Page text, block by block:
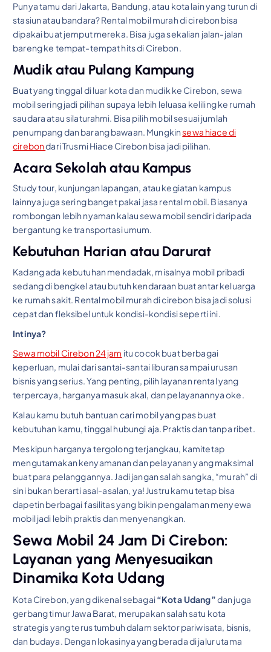
Punya tamu dari Jakarta, Bandung, atau kota lain yang turun di
stasiun atau bandara? Rental mobil murah di cirebon bisa
dipakai buat jemput mereka. Bisa juga sekalian jalan-jalan
bareng ke tempat-tempat hits di Cirebon.
Mudik atau Pulang Kampung
Buat yang tinggal di luar kota dan mudik ke Cirebon, sewa
mobil sering jadi pilihan supaya lebih leluasa keliling ke rumah
saudara atau silaturahmi. Bisa pilih mobil sesuai jumlah
penumpang dan barang bawaan. Mungkinsewa hiace di
cirebondari Trusmi Hiace Cirebon bisa jadi pilihan.
Acara Sekolah atau Kampus
Study tour, kunjungan lapangan, atau kegiatan kampus
lainnya juga sering banget pakai jasa rental mobil. Biasanya
rombongan lebih nyaman kalau sewa mobil sendiri daripada
bergantung ke transportasi umum.
Kebutuhan Harian atau Darurat
Kadang ada kebutuhan mendadak, misalnya mobil pribadi
sedang di bengkel atau butuh kendaraan buat antar keluarga
ke rumah sakit. Rental mobil murah di cirebon bisa jadi solusi
cepat dan fleksibel untuk kondisi-kondisi seperti ini.
Intinya?
Sewa mobil Cirebon 24 jam itu cocok buat berbagai
keperluan, mulai dari santai-santai liburan sampai urusan
bisnis yang serius. Yang penting, pilih layanan rental yang
terpercaya, harganya masuk akal, dan pelayanannya oke.
Kalau kamu butuh bantuan cari mobil yang pas buat
kebutuhan kamu, tinggal hubungi aja. Praktis dan tanpa ribet.
Meskipun harganya tergolong terjangkau, kamitetap
mengutamakan kenyamanan dan pelayanan yang maksimal
buat para pelanggannya. Jadi jangan salah sangka, “murah” di
sini bukan berarti asal-asalan, ya! Justru kamu tetap bisa
dapetin berbagai fasilitas yang bikin pengalaman menyewa
mobil jadi lebih praktis dan menyenangkan.
Sewa Mobil 24 Jam Di Cirebon:
Layanan yang Menyesuaikan
Dinamika Kota Udang
Kota Cirebon, yang dikenal sebagai“Kota Udang”dan juga
gerbang timur Jawa Barat, merupakan salah satu kota
strategis yang terus tumbuh dalam sektor pariwisata, bisnis,
dan budaya. Dengan lokasinya yang berada di jalur utama